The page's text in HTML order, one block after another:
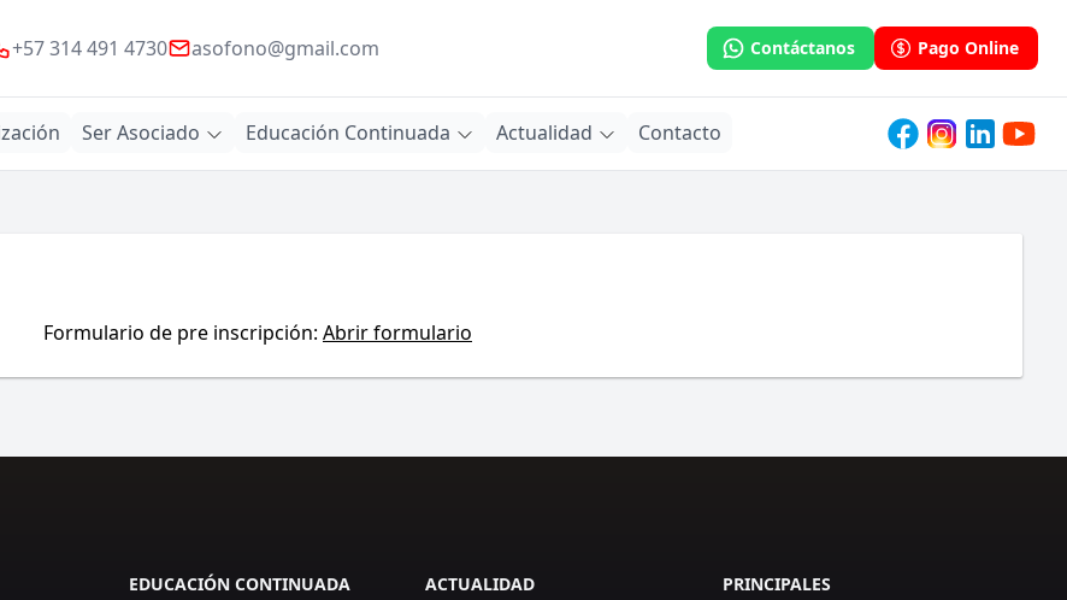
+57 314 491 4730 asofono@gmail.com Contáctanos Pago Online
Ser Asociado Educación Continuada Actualidad Contacto
Formulario de pre inscripción: Abrir formulario
EDUCACIÓN CONTINUADA ACTUALIDAD PRINCIPALES